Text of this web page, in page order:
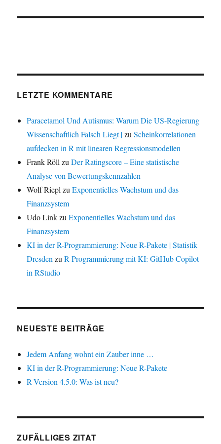
LETZTE KOMMENTARE
Paracetamol Und Autismus: Warum Die US-Regierung
Wissenschaftlich Falsch Liegt |zuScheinkorrelationen
aufdecken in R mit linearen Regressionsmodellen
Frank RöllzuDer Ratingscore – Eine statistische
Analyse von Bewertungskennzahlen
Wolf RieplzuExponentielles Wachstum und das
Finanzsystem
Udo LinkzuExponentielles Wachstum und das
Finanzsystem
KI in der R-Programmierung: Neue R-Pakete | Statistik
DresdenzuR-Programmierung mit KI: GitHub Copilot
in RStudio
NEUESTE BEITRÄGE
Jedem Anfang wohnt ein Zauber inne …
KI in der R-Programmierung: Neue R-Pakete
R-Version 4.5.0: Was ist neu?
ZUFÄLLIGES ZITAT